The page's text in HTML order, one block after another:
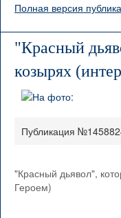
Полная версия
"Красный
козырях
Публикация
"Красный дьявол",
Героем)